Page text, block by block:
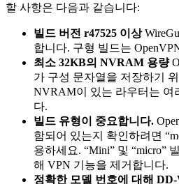
할 사항은 다음과 같습니다:
빌드 버전 r47525 이상
합니다. 구형 빌드는
최소 32KB의 NVRAM 용량
가 구성 문자열을 저장하기
NVRAM이 있는 라우터는 여
다.
빌드 유형이 중요합니다.
함되어 있는지 확인하려면
용하세요. “Mini” 및 “micro”
해 VPN 기능을 제거합니다.
정확한 모델 번호에 대해